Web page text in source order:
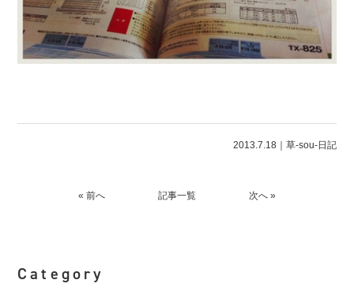
2013.7.18｜ 草-sou-日記
« 前へ 記事一覧 次へ »
Category